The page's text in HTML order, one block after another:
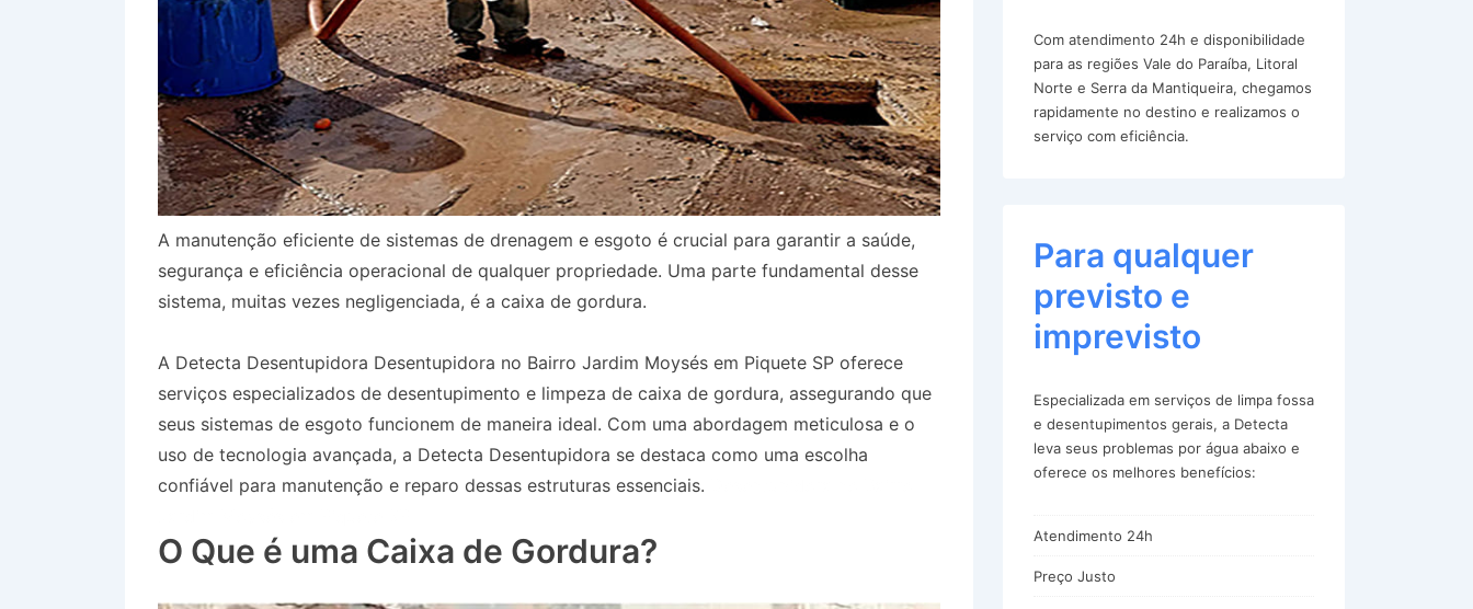
A manutenção eficiente de sistemas de drenagem e esgoto é crucial para garantir a saúde,
segurança e eficiência operacional de qualquer propriedade. Uma parte fundamental desse
sistema, muitas vezes negligenciada, é a caixa de gordura.
A Detecta Desentupidora Desentupidora no Bairro Jardim Moysés em Piquete SP oferece
serviços especializados de desentupimento e limpeza de caixa de gordura, assegurando que
seus sistemas de esgoto funcionem de maneira ideal. Com uma abordagem meticulosa e o
uso de tecnologia avançada, a Detecta Desentupidora se destaca como uma escolha
confiável para manutenção e reparo dessas estruturas essenciais.
O Que é uma Caixa de Gordura?
Com atendimento 24h e disponibilidade
para as regiões Vale do Paraíba, Litoral
Norte e Serra da Mantiqueira, chegamos
rapidamente no destino e realizamos o
serviço com eficiência.
Para qualquer
previsto e
imprevisto
Especializada em serviços de limpa fossa
e desentupimentos gerais, a Detecta
leva seus problemas por água abaixo e
oferece os melhores benefícios:
Atendimento 24h
Preço Justo